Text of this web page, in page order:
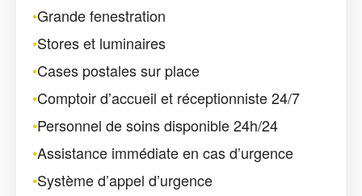
•Grande fenestration
•Stores et luminaires
•Cases postales sur place
•Comptoir d’accueil et réceptionniste 24/7
•Personnel de soins disponible 24h/24
•Assistance immédiate en cas d’urgence
•Système d’appel d’urgence